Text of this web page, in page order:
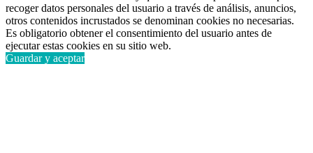
recoger datos personales del usuario a través de análisis, anuncios,
otros contenidos incrustados se denominan cookies no necesarias.
Es obligatorio obtener el consentimiento del usuario antes de
ejecutar estas cookies en su sitio web.
Guardar y aceptar